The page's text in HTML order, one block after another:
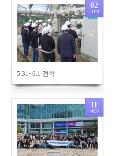
5.31~6.1 견학
02
JUN
942
11
NOV
944